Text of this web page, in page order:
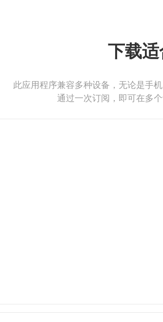
下载
此应用程序兼容多种设备，无论是手
通过一次订阅，即可在多